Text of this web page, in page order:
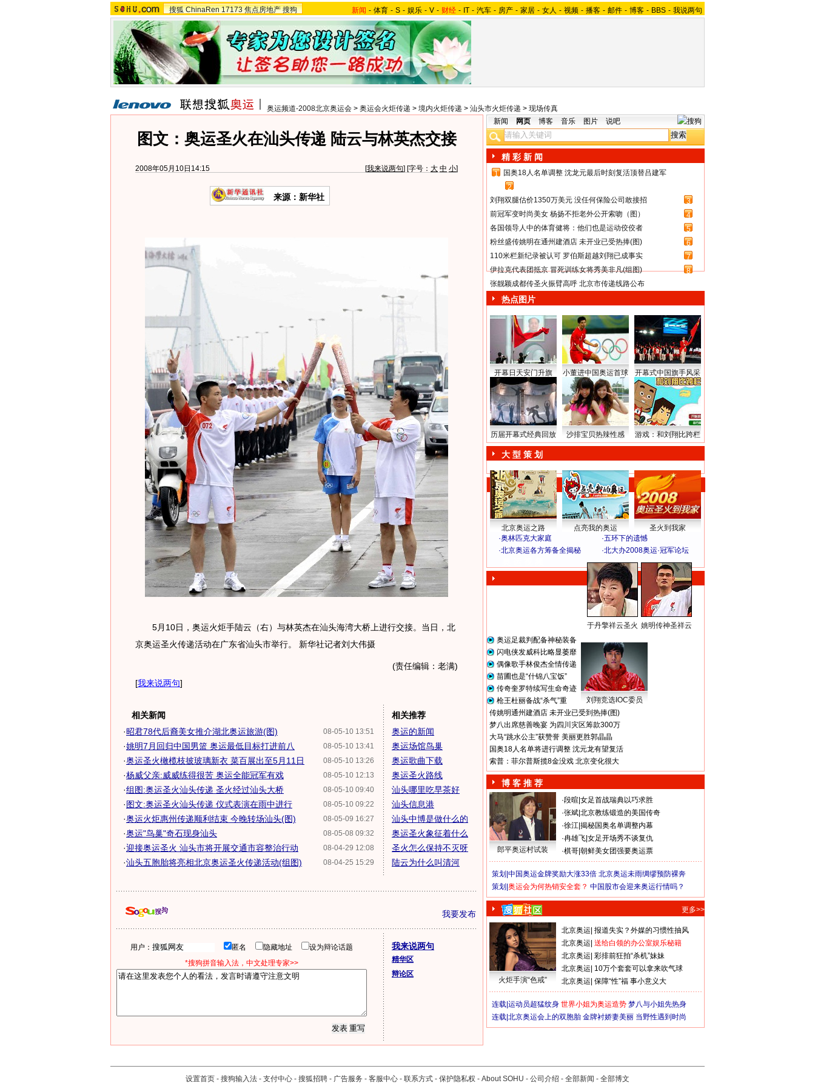
搜狐 ChinaRen 17173 焦点房地产 搜狗 新闻 - 体育 - S - 娱乐 - V - 财经 - IT - 汽车 - 房产 - 家居 - 女人 - 视频 - 播客 - 邮件 - 博客 - BBS - 我说两句
奥运频道-2008北京奥运会 > 奥运会火炬传递 > 境内火炬传递 > 汕头市火炬传递 > 现场传真
图文：奥运圣火在汕头传递 陆云与林英杰交接
2008年05月10日14:15 [我来说两句] [字号： 大 中 小]
来源：新华社
5月10日，奥运火炬手陆云（右）与林英杰在汕头海湾大桥上进行交接。当日，北
京奥运圣火传递活动在广东省汕头市举行。 新华社记者刘大伟摄
(责任编辑：老满)
[我来说两句]
相关新闻
08-05-10 13:51
·昭君78代后裔美女推介湖北奥运旅游(图)
08-05-10 13:41
·姚明7月回归中国男篮 奥运最低目标打进前八
08-05-10 13:26
·奥运圣火橄榄枝披玻璃新衣 菜百展出至5月11日
08-05-10 12:13
·杨威父亲:威威练得很苦 奥运全能冠军有戏
08-05-10 09:40
·组图:奥运圣火汕头传递 圣火经过汕头大桥
08-05-10 09:22
·图文:奥运圣火汕头传递 仪式表演在雨中进行
08-05-09 16:27
·奥运火炬惠州传递顺利结束 今晚转场汕头(图)
08-05-08 09:32
·奥运"鸟巢"奇石现身汕头
08-04-29 12:08
·迎接奥运圣火 汕头市将开展交通市容整治行动
08-04-25 15:29
·汕头五胞胎将亮相北京奥运圣火传递活动(组图)
相关推荐
奥运的新闻
奥运场馆鸟巢
奥运歌曲下载
奥运圣火路线
汕头哪里吃早茶好
汕头信息港
汕头中博是做什么的
奥运圣火象征着什么
圣火怎么保持不灭呀
陆云为什么叫清河
我要发布
用户： 匿名 隐藏地址
设为辩论话题
*搜狗拼音输入法，中文处理专家>>
我来说两句
精华区
辩论区
新闻 网页 博客 音乐 图片 说吧
精 彩 新 闻
1
国奥18人名单调整 沈龙元最后时刻复活顶替吕建军
2
刘翔双腿估价1350万美元 没任何保险公司敢接招
3
前冠军变时尚美女 杨扬不拒老外公开索吻（图）
4
各国领导人中的体育健将：他们也是运动佼佼者
5
粉丝盛传姚明在通州建酒店 未开业已受热捧(图)
6
110米栏新纪录被认可 罗伯斯超越刘翔已成事实
7
伊拉克代表团抵京 冒死训练女将秀美非凡(组图)
8
张靓颖成都传圣火振臂高呼 北京市传递线路公布
热点图片
开幕日天安门升旗 小董进中国奥运首球 开幕式中国旗手风采
历届开幕式经典回放 沙排宝贝热辣性感 游戏：和刘翔比跨栏
大 型 策 划
北京奥运之路 点亮我的奥运
圣火到我家
·奥林匹克大家庭 ·五环下的遗憾
·北京奥运各方筹备全揭秘 ·北大办2008奥运·冠军论坛
于丹擎祥云圣火 姚明传神圣祥云
奥运足裁判配备神秘装备
闪电侠发威科比略显萎靡
偶像歌手林俊杰全情传递
苗圃也是“什锦八宝饭”
传奇奎罗特续写生命奇迹
枪王杜丽备战“杀气”重
刘翔竞选IOC委员
传姚明通州建酒店 未开业已受到热捧(图)
梦八出席慈善晚宴 为四川灾区筹款300万
大马“跳水公主”获赞誉 美丽更胜郭晶晶
国奥18人名单将进行调整 沈元龙有望复活
索普：菲尔普斯揽8金没戏 北京变化很大
博 客 推 荐
郎平奥运村试装
·段暄 女足首战瑞典以巧求胜
·张斌 北京教练锻造的美国传奇
·徐江 揭秘国奥名单调整内幕
·冉雄飞 女足开场秀不谈复仇
·棋哥 朝鲜美女团强要奥运票
策划| 中国奥运金牌奖励大涨33倍 北京奥运未雨绸缪预防裸奔
策划| 奥运会为何热销安全套？ 中国股市会迎来奥运行情吗？
更多>>
火炬手演“色戒”
北京奥运 报道失实？外媒的习惯性抽风
北京奥运 送给白领的办公室娱乐秘籍
北京奥运 彩排前狂拍“杀机”妹妹
北京奥运 10万个套套可以拿来吹气球
北京奥运 保障“性”福 事小意义大
连载| 运动员超猛纹身 世界小姐为奥运造势 梦八与小姐先热身
连载| 北京奥运会上的双胞胎 金牌衬娇妻美丽 当野性遇到时尚
设置首页 - 搜狗输入法 - 支付中心 - 搜狐招聘 - 广告服务 - 客服中心 - 联系方式 - 保护隐私权 - About SOHU - 公司介绍 - 全部新闻 - 全部博文